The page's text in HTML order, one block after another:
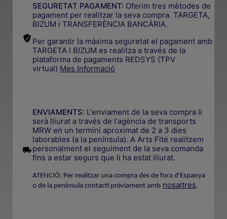
SEGURETAT PAGAMENT: Oferim tres mètodes de
pagament per realitzar la seva compra. TARGETA,
BIZUM i TRANSFERÈNCIA BANCÀRIA.
Per garantir la màxima seguretat el pagament amb
TARGETA I BIZUM es realitza a través de la
plataforma de pagaments REDSYS (TPV
virtual) Mes Informació
ENVIAMENTS: L'enviament de la seva compra li
serà lliurat a través de l'agència de transports
MRW en un termini aproximat de 2 a 3 dies
laborables (a la península). A Arts Fité realitzem
personalment el seguiment de la seva comanda
fins a estar segurs que li ha estat lliurat.
ATENCIÓ: Per realitzar una compra des de fora d'Espanya
o de la península contacti prèviament amb nosaltres.